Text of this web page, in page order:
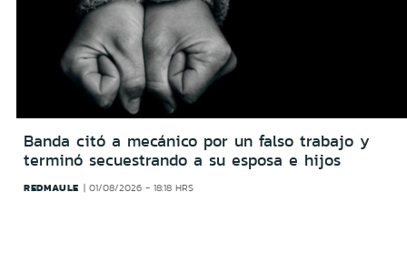
Banda citó a mecánico por un falso trabajo y
terminó secuestrando a su esposa e hijos
REDMAULE 01/08/2026 - 18:18 HRS